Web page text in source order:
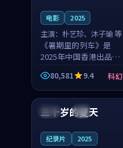
电影 2025
主演： 朴艺珍、沐子瑜 等
《暑期里的列车》是
2025年中国香港出品的
科幻新作，主创团队希
望用城市夜归人的故事
让观众停下来想一想。
朴艺珍领衔，沐子瑜担
任重要角色，郑书延的
80,581 9.4 科幻
法国 4K
三十岁的夏天
纪录片 2025